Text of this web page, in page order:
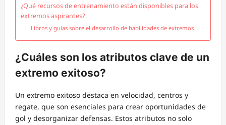
¿Qué recursos de entrenamiento están disponibles para los
extremos aspirantes?
Libros y guías sobre el desarrollo de habilidades de extremos
¿Cuáles son los atributos clave de un
extremo exitoso?
Un extremo exitoso destaca en velocidad, centros y
regate, que son esenciales para crear oportunidades de
gol y desorganizar defensas. Estos atributos no solo